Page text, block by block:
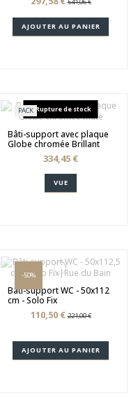
541,06 €
AJOUTER AU PANIER
PACK Rupture de stock
Bâti-support avec plaque
Globe chromée Brillant
334,45 €
VUE
-50%
Bâti-support WC - 50x112
cm - Solo Fix
110,50 €221,00 €
AJOUTER AU PANIER